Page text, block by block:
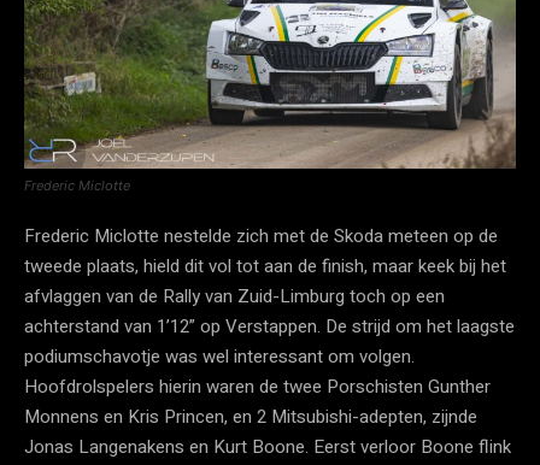
Frederic Miclotte
Frederic Miclotte nestelde zich met de Skoda meteen op de
tweede plaats, hield dit vol tot aan de finish, maar keek bij het
afvlaggen van de Rally van Zuid-Limburg toch op een
achterstand van 1’12” op Verstappen. De strijd om het laagste
podiumschavotje was wel interessant om volgen.
Hoofdrolspelers hierin waren de twee Porschisten Gunther
Monnens en Kris Princen, en 2 Mitsubishi-adepten, zijnde
Jonas Langenakens en Kurt Boone. Eerst verloor Boone flink